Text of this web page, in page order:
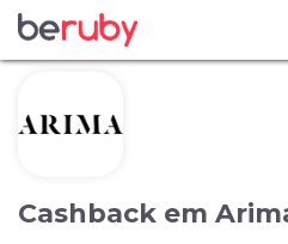
Cashback em